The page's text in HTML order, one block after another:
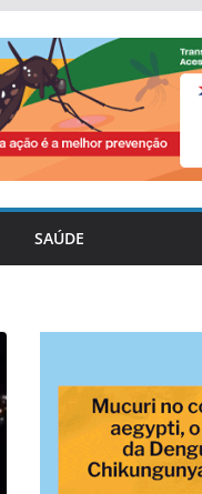
SAÚDE